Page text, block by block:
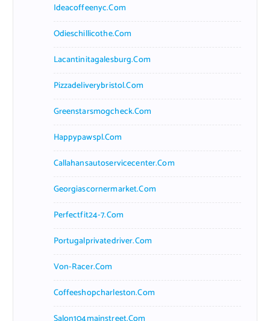
Ideacoffeenyc.com
Odieschillicothe.com
Lacantinitagalesburg.com
Pizzadeliverybristol.com
Greenstarsmogcheck.com
Happypawspl.com
Callahansautoservicecenter.com
Georgiascornermarket.com
Perfectfit24-7.com
Portugalprivatedriver.com
Von-Racer.com
Coffeeshopcharleston.com